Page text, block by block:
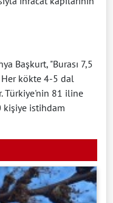
Başkurt, "Burası 7,5
kökte 4-5 dal
Türkiye'nin 81 iline
kişiye istihdam